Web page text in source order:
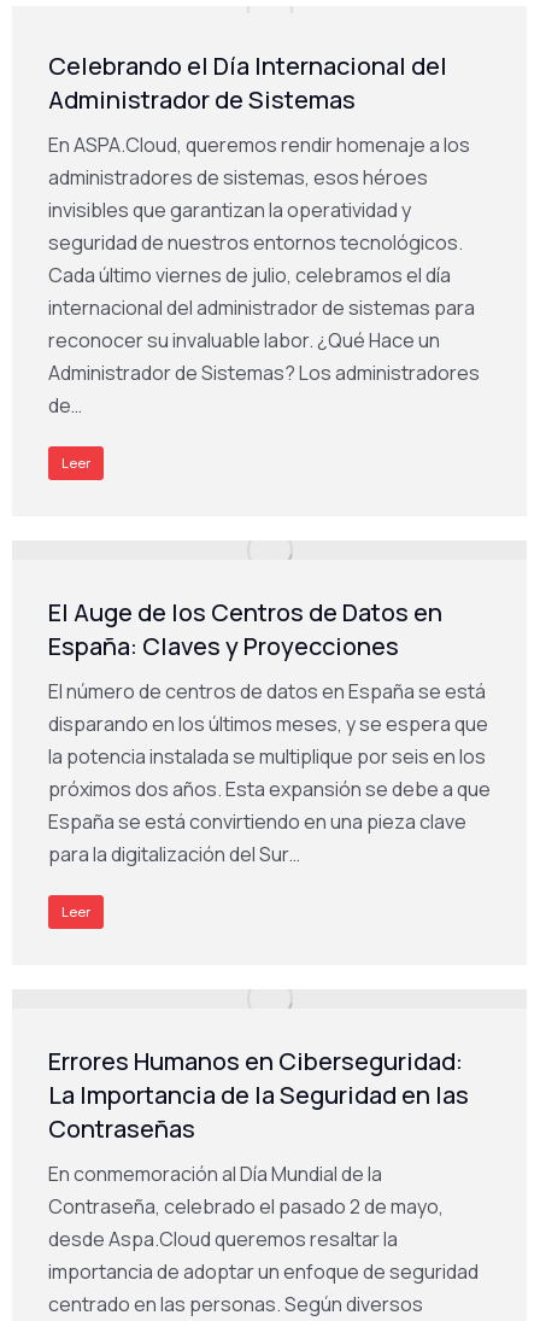
Celebrando el Día Internacional del
Administrador de Sistemas
En ASPA.Cloud, queremos rendir homenaje a los
administradores de sistemas, esos héroes
invisibles que garantizan la operatividad y
seguridad de nuestros entornos tecnológicos.
Cada último viernes de julio, celebramos el día
internacional del administrador de sistemas para
reconocer su invaluable labor. ¿Qué Hace un
Administrador de Sistemas? Los administradores
de…
Leer
El Auge de los Centros de Datos en
España: Claves y Proyecciones
El número de centros de datos en España se está
disparando en los últimos meses, y se espera que
la potencia instalada se multiplique por seis en los
próximos dos años. Esta expansión se debe a que
España se está convirtiendo en una pieza clave
para la digitalización del Sur…
Leer
Errores Humanos en Ciberseguridad:
La Importancia de la Seguridad en las
Contraseñas
En conmemoración al Día Mundial de la
Contraseña, celebrado el pasado 2 de mayo,
desde Aspa.Cloud queremos resaltar la
importancia de adoptar un enfoque de seguridad
centrado en las personas. Según diversos